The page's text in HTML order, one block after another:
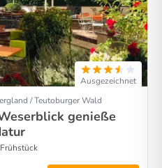
Ausgezeichnet
/ Teutoburger Wald
genieße
Frühstück